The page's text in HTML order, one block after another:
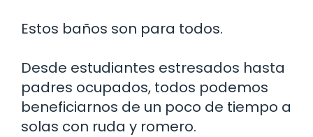
Estos baños son para todos.
Desde estudiantes estresados hasta
padres ocupados, todos podemos
beneficiarnos de un poco de tiempo a
solas con ruda y romero.